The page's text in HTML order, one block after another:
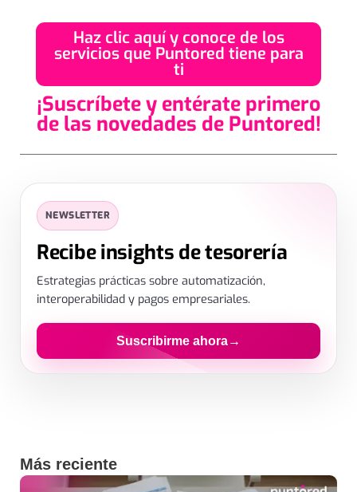
Haz clic aquí y conoce de los
servicios que Puntored tiene para
ti
¡Suscríbete y entérate primero
de las novedades de Puntored!
NEWSLETTER
Recibe insights de tesorería
Estrategias prácticas sobre automatización,
interoperabilidad y pagos empresariales.
Suscribirme ahora→
✕
Más reciente